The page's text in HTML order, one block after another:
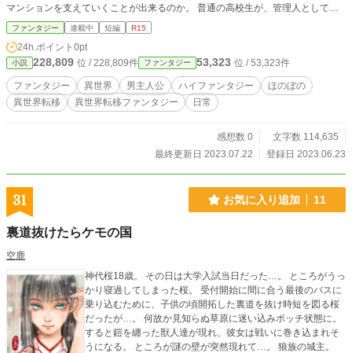
マンションを支えていくことが出来るのか。 普通の高校生が、管理人としてマ
ンションと向き合う物語。
ファンタジー 連載中 短編 R15
24h.ポイント 0pt
小説 228,809 位 / 228,809件 ファンタジー 53,323 位 / 53,323件
ファンタジー 異世界 男主人公 ハイファンタジー
ほのぼの
異世界転移
異世界転移ファンタジー 日常
感想数 0
文字数 114,635
最終更新日 2023.07.22
登録日 2023.06.23
31 お気に入り追加 11
裏道抜けたらケモの国
空鹿
神代桜18歳。 その日は大学入試当日だった…。 ところがうっ
かり寝過してしまった桜。 受付開始に間に合う最後のバスに
乗り込むために、子供の頃開拓した裏道を抜け時短を図る桜
だったが…。 何故か見知らぬ草原に迷い込みボッチ状態に。
すると鎧を纏った獣人達が現れ、彼女は戦いに巻き込まれそ
うになる。 ところが謎の壁が突然現れて…。 狼族の城主。